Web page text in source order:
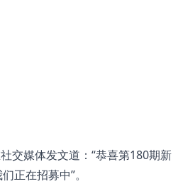
交媒体发文道：“恭喜第180期新
正在招募中”。